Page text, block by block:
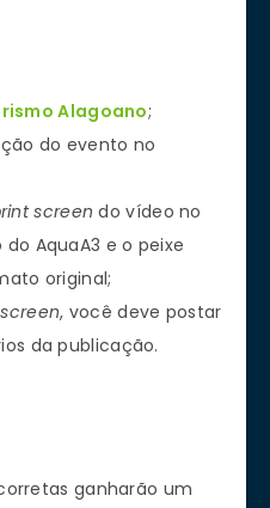
Alagoano;
do evento no
screen do vídeo no
AquaA3 e o peixe
original;
, você deve postar
da publicação.
ganharão um